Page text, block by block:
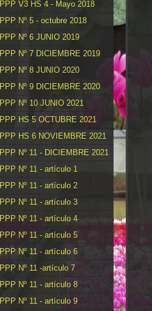
PPP V3 HS 4 - Mayo 2018
PPP Nº 5 - octubre 2018
PPP Nº 6 JUNIO 2019
PPP Nº 7 DICIEMBRE 2019
PPP Nº 8 JUNIO 2020
PPP Nº 9 DICIEMBRE 2020
PPP Nº 10 JUNIO 2021
PPP HS 5 OCTUBRE 2021
PPP HS 6 NOVIEMBRE 2021
PPP Nº 11 - DICIEMBRE 2021
PPP Nº 11 - artículo 1
PPP Nº 11 - artículo 2
PPP Nº 11 - artículo 3
PPP Nº 11 - artículo 4
PPP Nº 11 - artículo 5
PPP Nº 11 - artículo 6
PPP Nº 11 -artículo 7
PPP Nº 11 - artículo 8
PPP Nº 11 - artículo 9